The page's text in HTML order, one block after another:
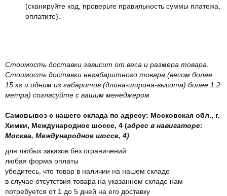
(сканируйте код, проверьте правильность суммы платежа,
оплатите).
Стоимость доставки зависит от веса и размера товара.
Стоимость доставки негабаритного товара (весом более
15 кг и одним из габаритов (длина-ширина-высота) более 1,2
метра) согласуйте с вашим менеджером
Самовывоз с нашего склада по адресу: Московская обл., г.
Химки, Международное шоссе, 4 (адрес в навигаторе:
Москва, Международное шоссе, 4)
для любых заказов без ограничений
любая форма оплаты
убедитесь, что товар в наличии на нашем складе
в случае отсутствия товара на указанном складе нам
потребуется от 1 до 5 дней на его доставку